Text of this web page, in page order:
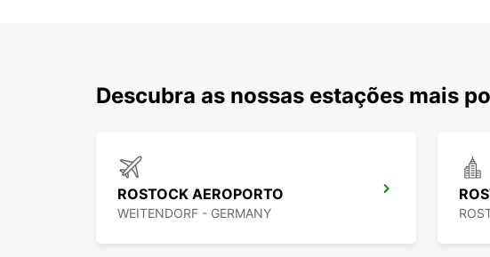
Descubra as nossas estações mais
ROSTOCK AEROPORTO
WEITENDORF - GERMANY